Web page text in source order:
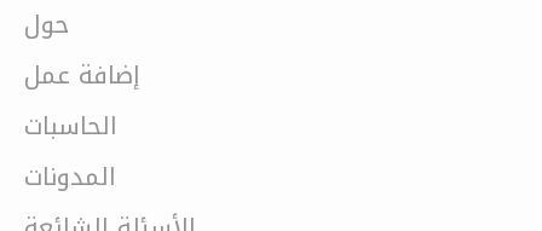
حول
إضافة عمل
الحاسبات
المدونات